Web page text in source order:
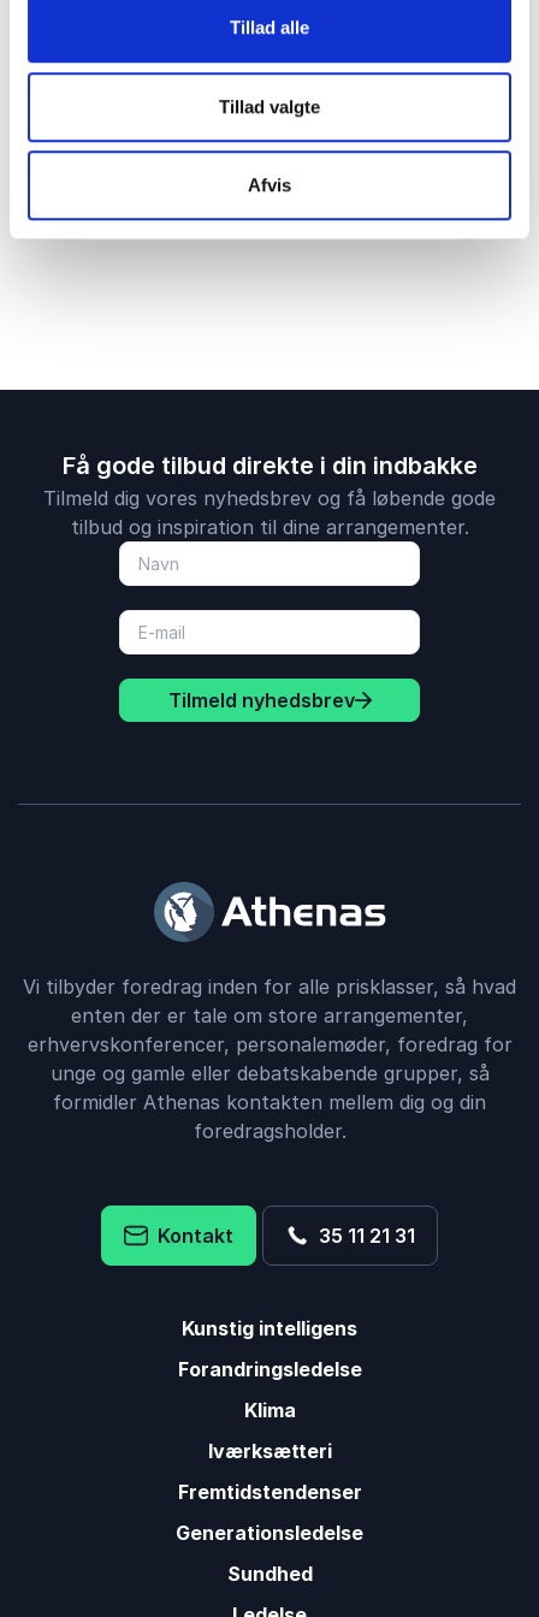
Tillad alle
Tillad valgte
Afvis
Del:
Få gode tilbud direkte i din indbakke
Tilmeld dig vores nyhedsbrev og få løbende gode
tilbud og inspiration til dine arrangementer.
Tilmeld nyhedsbrev
Vi tilbyder foredrag inden for alle prisklasser, så hvad
enten der er tale om store arrangementer,
erhvervskonferencer, personalemøder, foredrag for
unge og gamle eller debatskabende grupper, så
formidler Athenas kontakten mellem dig og din
foredragsholder.
Kontakt 35 11 21 31
Kunstig intelligens
Forandringsledelse
Klima
Iværksætteri
Fremtidstendenser
Generationsledelse
Sundhed